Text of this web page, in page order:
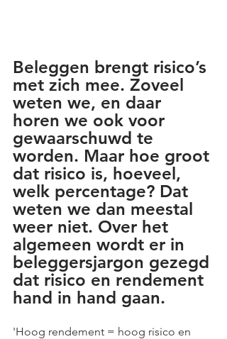
Beleggen brengt risico’s
met zich mee. Zoveel
weten we, en daar
horen we ook voor
gewaarschuwd te
worden. Maar hoe groot
dat risico is, hoeveel,
welk percentage? Dat
weten we dan meestal
weer niet. Over het
algemeen wordt er in
beleggersjargon gezegd
dat risico en rendement
hand in hand gaan.
'Hoog rendement = hoog risico en